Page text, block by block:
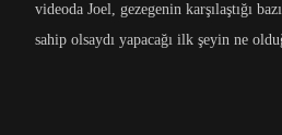
videoda Joel, gezegenin karşılaştığı
sahip olsaydı yapacağı ilk şeyin ne